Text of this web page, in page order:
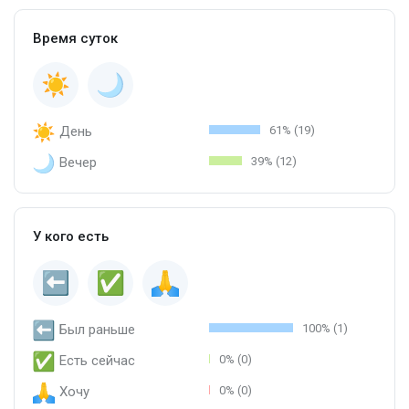
Время суток
День 61% (19)
Вечер 39% (12)
У кого есть
Был раньше 100% (1)
Есть сейчас 0% (0)
Хочу 0% (0)